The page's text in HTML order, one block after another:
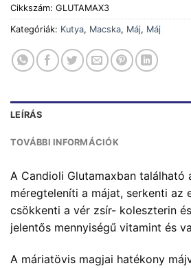
Cikkszám: GLUTAMAX3
Kategóriák: Kutya, Macska, Máj, Máj
LEÍRÁS
TOVÁBBI INFORMÁCIÓK
A Candioli Glutamaxban található
méregteleníti a májat, serkenti az
csökkenti a vér zsír- koleszterin
jelentős mennyiségű vitamint és
A máriatövis magjai hatékony